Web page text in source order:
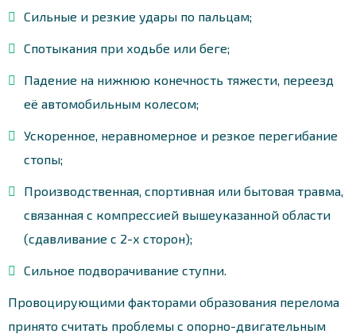
Сильные и резкие удары по пальцам;
Спотыкания при ходьбе или беге;
Падение на нижнюю конечность тяжести, переезд
её автомобильным колесом;
Ускоренное, неравномерное и резкое перегибание
стопы;
Производственная, спортивная или бытовая травма,
связанная с компрессией вышеуказанной области
(сдавливание с 2-х сторон);
Сильное подворачивание ступни.
Провоцирующими факторами образования перелома
принято считать проблемы с опорно-двигательным